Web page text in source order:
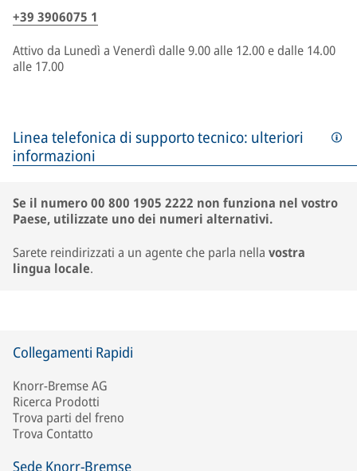
+39 3906075 1
Attivo da Lunedì a Venerdì dalle 9.00 alle 12.00 e dalle 14.00
alle 17.00
Linea telefonica di supporto tecnico: ulteriori
informazioni
Se il numero 00 800 1905 2222 non funziona nel vostro
Paese, utilizzate uno dei numeri alternativi.
Sarete reindirizzati a un agente che parla nella vostra
lingua locale.
Collegamenti Rapidi
Knorr-Bremse AG
Ricerca Prodotti
Trova parti del freno
Trova Contatto
Sede Knorr-Bremse